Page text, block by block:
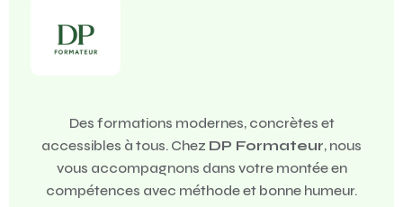
Des formations modernes, concrètes et
accessibles à tous. Chez DP Formateur, nous
vous accompagnons dans votre montée en
compétences avec méthode et bonne humeur.